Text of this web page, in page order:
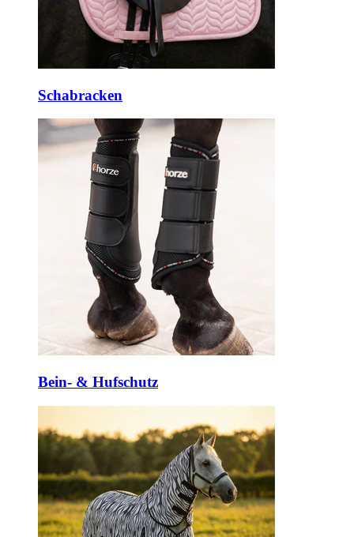
Schabracken
Bein- & Hufschutz